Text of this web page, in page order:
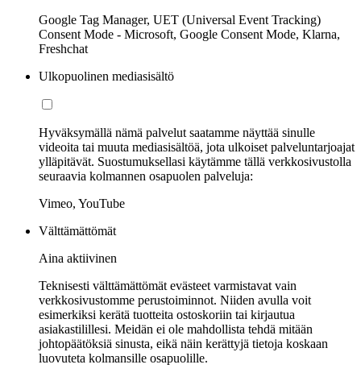
Google Tag Manager, UET (Universal Event Tracking)
Consent Mode - Microsoft, Google Consent Mode, Klarna,
Freshchat
Ulkopuolinen mediasisältö
Hyväksymällä nämä palvelut saatamme näyttää sinulle
videoita tai muuta mediasisältöä, jota ulkoiset palveluntarjoajat
ylläpitävät. Suostumuksellasi käytämme tällä verkkosivustolla
seuraavia kolmannen osapuolen palveluja:
Vimeo, YouTube
Välttämättömät
Aina aktiivinen
Teknisesti välttämättömät evästeet varmistavat vain
verkkosivustomme perustoiminnot. Niiden avulla voit
esimerkiksi kerätä tuotteita ostoskoriin tai kirjautua
asiakastilillesi. Meidän ei ole mahdollista tehdä mitään
johtopäätöksiä sinusta, eikä näin kerättyjä tietoja koskaan
luovuteta kolmansille osapuolille.